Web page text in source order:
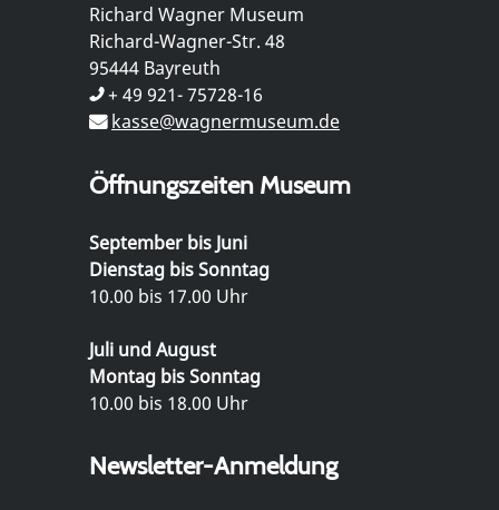
Richard Wagner Museum
Richard-Wagner-Str. 48
95444 Bayreuth
+ 49 921- 75728-16
kasse@wagnermuseum.de
Öffnungszeiten Museum
September bis Juni
Dienstag bis Sonntag
10.00 bis 17.00 Uhr
Juli und August
Montag bis Sonntag
10.00 bis 18.00 Uhr
Newsletter-Anmeldung